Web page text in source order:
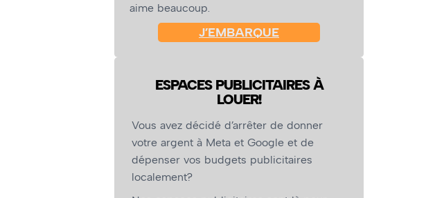
aime beaucoup.
J’EMBARQUE
ESPACES PUBLICITAIRES À
LOUER!
Vous avez décidé d’arrêter de donner
votre argent à Meta et Google et de
dépenser vos budgets publicitaires
localement?